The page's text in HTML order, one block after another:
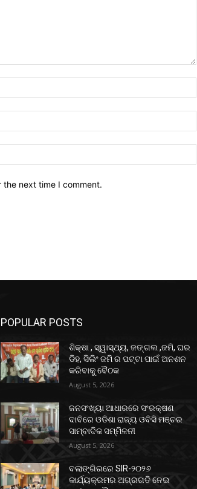
the next time I comment.
POPULAR POSTS
ଶିକ୍ଷା , ସ୍ୱାସ୍ଥ୍ୟ, ଜଙ୍ଗଲ ,ଜମି, ଘର
ଡିହ, ସିଲିଂ ଜମି ର ପଟ୍ଟା ପାଇଁ ଅନଶନ
କରିବାକୁ ବୈଠକ
August 5, 2026
ଜନସଂଖ୍ୟା ଆଧାରରେ ସଂରକ୍ଷଣ
ଦାବିରେ ଓଡିଶା ରାଜ୍ୟ ଓବିସି ମଞ୍ଚର
ସାମ୍ବାଦିକ ସମ୍ମିଳନୀ
August 5, 2026
ବଲାଙ୍ଗିରରେ SIR-୨୦୨୬
କାର୍ଯ୍ୟକ୍ରମର ଅଗ୍ରଗତି ନେଇ